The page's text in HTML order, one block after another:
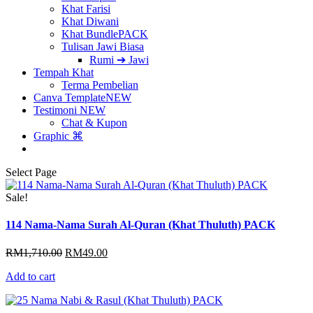
Khat Farisi
Khat Diwani
Khat BundlePACK
Tulisan Jawi Biasa
Rumi ➔ Jawi
Tempah Khat
Terma Pembelian
Canva TemplateNEW
Testimoni NEW
Chat & Kupon
Graphic ⌘
Select Page
Sale!
114 Nama-Nama Surah Al-Quran (Khat Thuluth) PACK
RM1,710.00 Original
RM49.00Current
Add to cart